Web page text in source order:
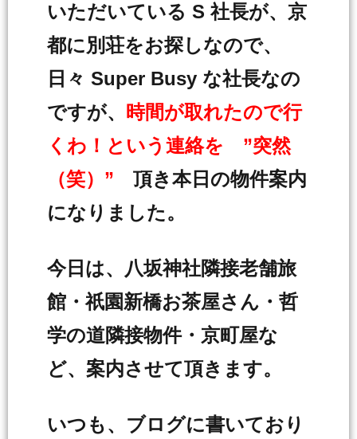
いただいている S 社長が、京
都に別荘をお探しなので、
日々 Super Busy な社長なの
ですが、
時間が取れたので行
くわ！という連絡を
”突然
（笑）” 頂き本日の物件案内
になりました。
今日は、八坂神社隣接老舗旅
館・祇園新橋お茶屋さん・哲
学の道隣接物件・京町屋な
ど、案内させて頂きます。
いつも、ブログに書いており